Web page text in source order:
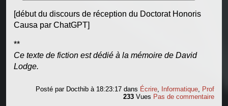
[début du discours de réception du Doctorat Honoris
Causa par ChatGPT]
**
Ce texte de fiction est dédié à la mémoire de David
Lodge.
Posté par Docthib à 18:23:17dans Écrire Informatique
Prof
233 Vues Pas de commentaire